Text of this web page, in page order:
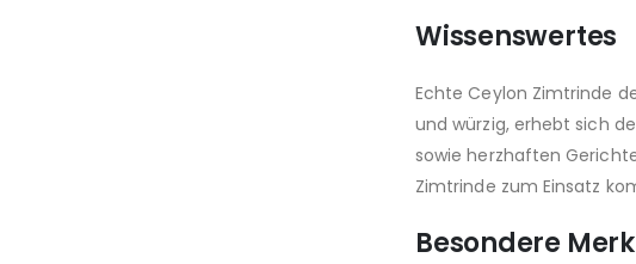
Wissenswertes
Echte Ceylon Zimtrinde
und würzig, erhebt sich
sowie herzhaften
Zimtrinde zum Einsatz
Besondere